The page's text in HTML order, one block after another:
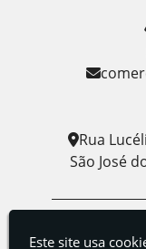
Rua
São José
Metalografia
Este site usa